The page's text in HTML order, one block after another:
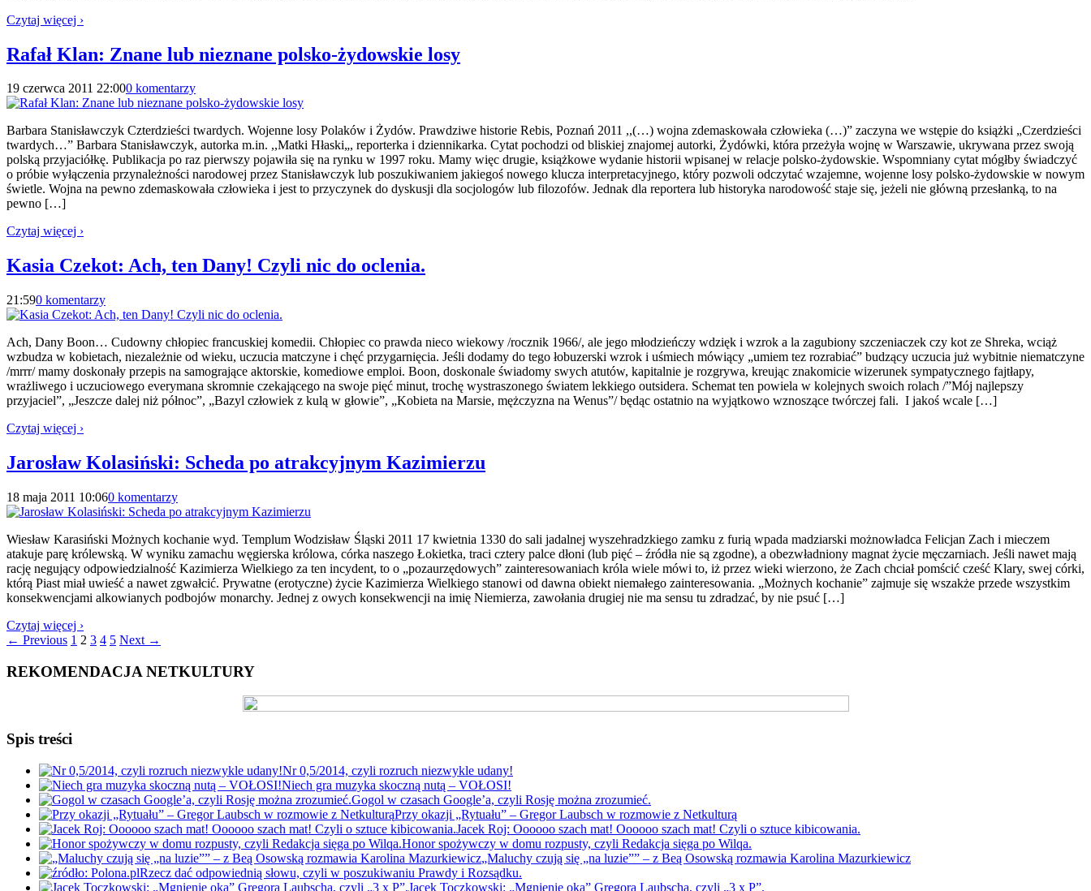
Czytaj więcej ›
Rafał Klan: Znane lub nieznane polsko-żydowskie losy
19 czerwca 2011 22:000 komentarzy
Barbara Stanisławczyk Czterdzieści twardych. Wojenne losy Polaków i Żydów. Prawdziwe historie Rebis, Poznań 2011 ,,(…) wojna zdemaskowała człowieka (…)” zaczyna we wstępie do książki „Czerdzieści
twardych…” Barbara Stanisławczyk, autorka m.in. ,,Matki Hłaski„, reporterka i dziennikarka. Cytat pochodzi od bliskiej znajomej autorki, Żydówki, która przeżyła wojnę w Warszawie, ukrywana przez swoją
polską przyjaciółkę. Publikacja po raz pierwszy pojawiła się na rynku w 1997 roku. Mamy więc drugie, książkowe wydanie historii wpisanej w relacje polsko-żydowskie. Wspomniany cytat mógłby świadczyć
o próbie wyłączenia przynależności narodowej przez Stanisławczyk lub poszukiwaniem jakiegoś nowego klucza interpretacyjnego, który pozwoli odczytać wzajemne, wojenne losy polsko-żydowskie w nowym
świetle. Wojna na pewno zdemaskowała człowieka i jest to przyczynek do dyskusji dla socjologów lub filozofów. Jednak dla reportera lub historyka narodowość staje się, jeżeli nie główną przesłanką, to na
pewno […]
Czytaj więcej ›
Kasia Czekot: Ach, ten Dany! Czyli nic do oclenia.
21:590 komentarzy
Ach, Dany Boon… Cudowny chłopiec francuskiej komedii. Chłopiec co prawda nieco wiekowy /rocznik 1966/, ale jego młodzieńczy wdzięk i wzrok a la zagubiony szczeniaczek czy kot ze Shreka, wciąż
wzbudza w kobietach, niezależnie od wieku, uczucia matczyne i chęć przygarnięcia. Jeśli dodamy do tego łobuzerski wzrok i uśmiech mówiący „umiem tez rozrabiać” budzący uczucia już wybitnie niematczyne
/mrrr/ mamy doskonały przepis na samogrające aktorskie, komediowe emploi. Boon, doskonale świadomy swych atutów, kapitalnie je rozgrywa, kreując znakomicie wizerunek sympatycznego fajtłapy,
wrażliwego i uczuciowego everymana skromnie czekającego na swoje pięć minut, trochę wystraszonego światem lekkiego outsidera. Schemat ten powiela w kolejnych swoich rolach /”Mój najlepszy
przyjaciel”, „Jeszcze dalej niż północ”, „Bazyl człowiek z kulą w głowie”, „Kobieta na Marsie, mężczyzna na Wenus”/ będąc ostatnio na wyjątkowo wznoszące twórczej fali. I jakoś wcale […]
Czytaj więcej ›
Jarosław Kolasiński: Scheda po atrakcyjnym Kazimierzu
18 maja 2011 10:060 komentarzy
Wiesław Karasiński Możnych kochanie wyd. Templum Wodzisław Śląski 2011 17 kwietnia 1330 do sali jadalnej wyszehradzkiego zamku z furią wpada madziarski możnowładca Felicjan Zach i mieczem
atakuje parę królewską. W wyniku zamachu węgierska królowa, córka naszego Łokietka, traci cztery palce dłoni (lub pięć – źródła nie są zgodne), a obezwładniony magnat życie męczarniach. Jeśli nawet mają
rację negujący odpowiedzialność Kazimierza Wielkiego za ten incydent, to o „pozaurzędowych” zainteresowaniach króla wiele mówi to, iż przez wieki wierzono, że Zach chciał pomścić cześć Klary, swej córki,
którą Piast miał uwieść a nawet zgwałcić. Prywatne (erotyczne) życie Kazimierza Wielkiego stanowi od dawna obiekt niemałego zainteresowania. „Możnych kochanie” zajmuje się wszakże przede wszystkim
konsekwencjami alkowianych podbojów monarchy. Jednej z owych konsekwencji na imię Niemierza, zawołania drugiej nie ma sensu tu zdradzać, by nie psuć […]
Czytaj więcej ›
← Previous 1 2 3 4 5 Next →
REKOMENDACJA NETKULTURY
Spis treści
Nr 0,5/2014, czyli rozruch niezwykle udany!
Niech gra muzyka skoczną nutą – VOŁOSI!
Gogol w czasach Google’a, czyli Rosję można zrozumieć.
Przy okazji „Rytuału” – Gregor Laubsch w rozmowie z Netkulturą
Jacek Roj: Oooooo szach mat! Oooooo szach mat! Czyli o sztuce kibicowania.
Honor spożywczy w domu rozpusty, czyli Redakcja sięga po Wilqa.
„Maluchy czują się „na luzie”” – z Beą Osowską rozmawia Karolina Mazurkiewicz
Rzecz dać odpowiednią słowu, czyli w poszukiwaniu Prawdy i Rozsądku.
Jacek Toczkowski: „Mgnienie oka” Gregora Laubscha, czyli „3 x P”.